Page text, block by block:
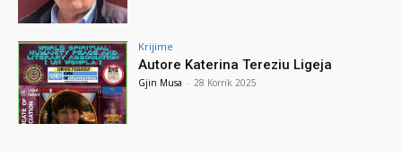
Krijime
Autore Katerina Tereziu Ligeja
Gjin Musa - 28 Korrik 2025